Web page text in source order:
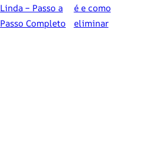
Linda – Passo a
Passo Completo
é e como
eliminar